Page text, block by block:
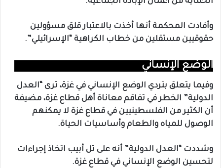
وأفادت المحكمة أنها أخذت بالاعتبار قلق مسؤولين
حقوقيين مستقلين من خطاب الكراهية “الإسرائيلي”.
الوضع الإنساني
وفيما يتعلق بتردي الوضع الإنساني في غزة، ترى “العدل
الدولية” الخطر في تفاقم معاناة أهل قطاع غزة، مضيفة
أن الكثير من الفلسطينيين في قطاع غزة لا يمكنهم
الوصول للمياه والطعام وأساسيات الحياة.
وشددت “العدل الدولية” أنه على تل أبيب اتخاذ إجراءات
لتحسين الوضع الإنساني في قطاع غزة.